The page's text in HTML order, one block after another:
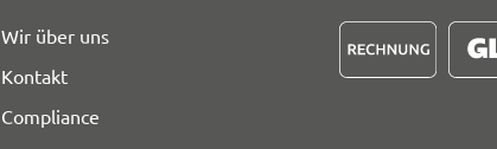
Wir über uns
Kontakt
Compliance